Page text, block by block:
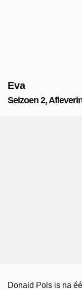
Eva
Seizoen 2,
Donald Pols is na